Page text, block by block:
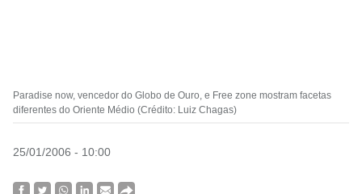
Paradise now, vencedor do Globo de Ouro, e Free zone mostram facetas
diferentes do Oriente Médio (Crédito: Luiz Chagas)
25/01/2006 - 10:00